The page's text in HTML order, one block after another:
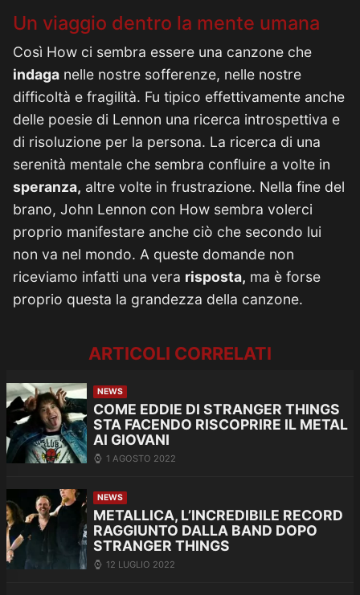
Un viaggio dentro la mente umana
Così How ci sembra essere una canzone che
indaga nelle nostre sofferenze, nelle nostre
difficoltà e fragilità. Fu tipico effettivamente anche
delle poesie di Lennon una ricerca introspettiva e
di risoluzione per la persona. La ricerca di una
serenità mentale che sembra confluire a volte in
speranza, altre volte in frustrazione. Nella fine del
brano, John Lennon con How sembra volerci
proprio manifestare anche ciò che secondo lui
non va nel mondo. A queste domande non
riceviamo infatti una vera risposta, ma è forse
proprio questa la grandezza della canzone.
ARTICOLI CORRELATI
NEWS
COME EDDIE DI STRANGER THINGS
STA FACENDO RISCOPRIRE IL METAL
AI GIOVANI
1 AGOSTO 2022
NEWS
METALLICA, L’INCREDIBILE RECORD
RAGGIUNTO DALLA BAND DOPO
STRANGER THINGS
12 LUGLIO 2022